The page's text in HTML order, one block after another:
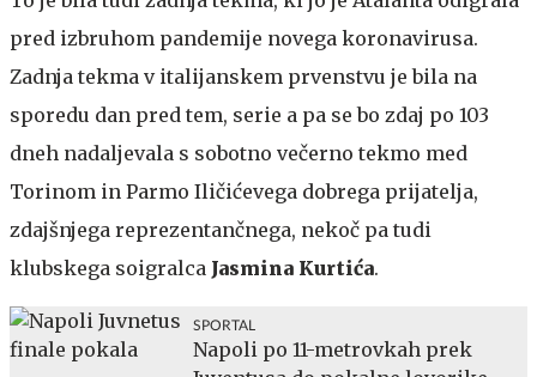
pred izbruhom pandemije novega koronavirusa.
Zadnja tekma v italijanskem prvenstvu je bila na
sporedu dan pred tem, serie a pa se bo zdaj po 103
dneh nadaljevala s sobotno večerno tekmo med
Torinom in Parmo Iličićevega dobrega prijatelja,
zdajšnjega reprezentančnega, nekoč pa tudi
klubskega soigralca Jasmina Kurtića.
SPORTAL
Napoli po 11-metrovkah prek